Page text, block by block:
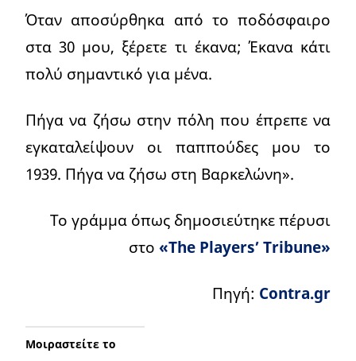
Όταν αποσύρθηκα από το ποδόσφαιρο
στα 30 μου, ξέρετε τι έκανα; Έκανα κάτι
πολύ σημαντικό για μένα.
Πήγα να ζήσω στην πόλη που έπρεπε να
εγκαταλείψουν οι παππούδες μου το
1939. Πήγα να ζήσω στη Βαρκελώνη».
Το γράμμα όπως δημοσιεύτηκε πέρυσι
στο «The Players’ Tribune»
Πηγή: Contra.gr
Μοιραστείτε το